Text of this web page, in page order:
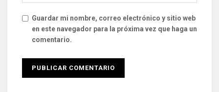
Guardar mi nombre, correo electrónico y sitio web
en este navegador para la próxima vez que haga un
comentario.